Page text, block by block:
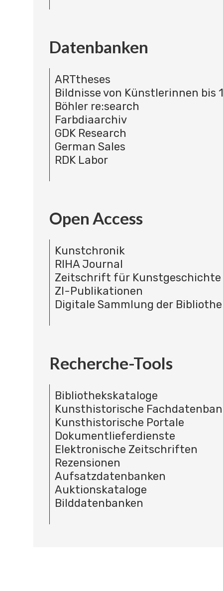
Datenbanken
ARTtheses
Bildnisse von Künstlerinnen bis
Böhler re:search
Farbdiaarchiv
GDK Research
German Sales
RDK Labor
Open Access
Kunstchronik
RIHA Journal
Zeitschrift für Kunstgeschichte
ZI-Publikationen
Digitale Sammlung der
Recherche-Tools
Bibliothekskataloge
Kunsthistorische
Kunsthistorische Portale
Dokumentlieferdienste
Elektronische Zeitschriften
Rezensionen
Aufsatzdatenbanken
Auktionskataloge
Bilddatenbanken